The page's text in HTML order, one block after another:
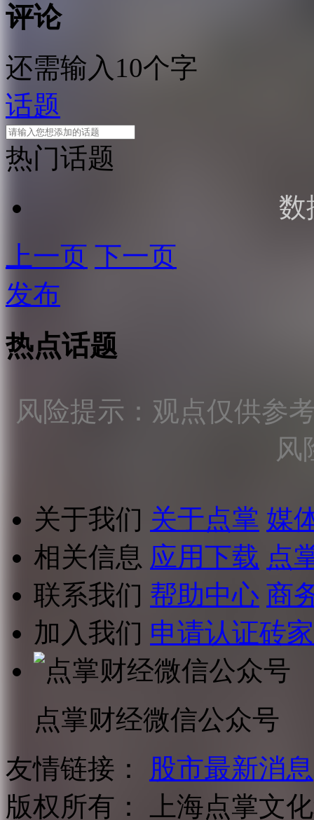
评论
还需输入10个字
话题
热门话题
数
上一页 下一页
发布
热点话题
风险提示：观点仅供参
风
关于我们 关于点掌 媒
相关信息 应用下载 点
联系我们 帮助中心 商
加入我们 申请认证砖家
点掌财经微信公众号
友情链接：
股市最新消息
版权所有：
上海点掌文